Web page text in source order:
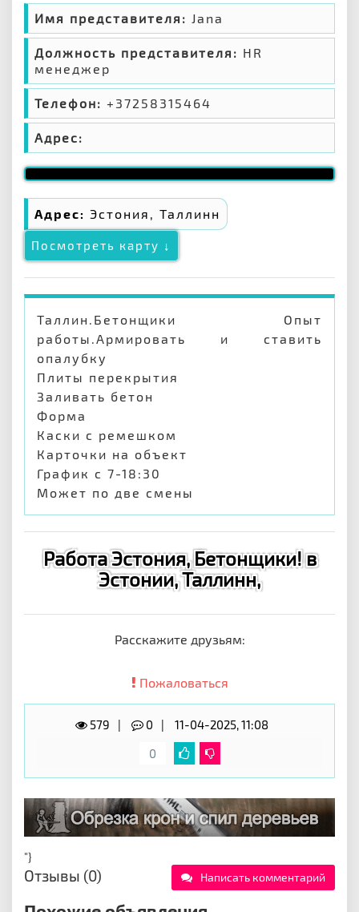
Имя представителя: Jana
Должность представителя: HR
менеджер
Телефон: +37258315464
Адрес:
Адрес: Эстония, Таллинн
Посмотреть карту ↓
Таллин.Бетонщики Опыт
работы.Армировать и ставить
опалубку
Плиты перекрытия
Заливать бетон
Форма
Каски с ремешком
Карточки на объект
График с 7-18:30
Может по две смены
Работа Эстония, Бетонщики! в
Эстонии, Таллинн,
Расскажите друзьям:
Пожаловаться
579 0
11-04-2025, 11:08
0
"}
Отзывы (0) Написать комментарий